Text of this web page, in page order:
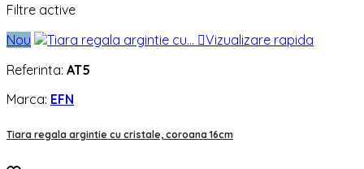
Filtre active
Nou
Vizualizare rapida
Referinta: AT5
Marca: EFN
Tiara regala argintie cu cristale, coroana 16cm